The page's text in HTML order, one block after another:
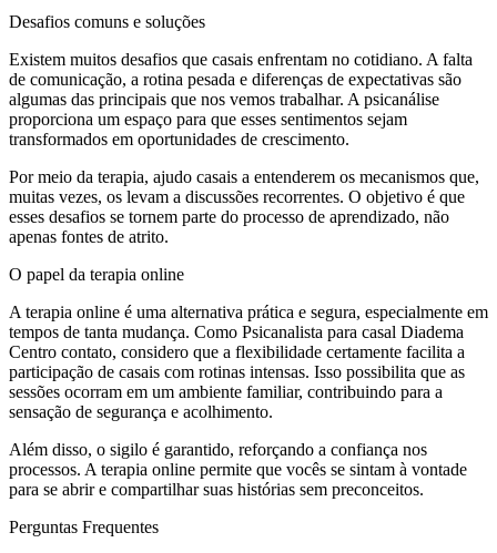
Desafios comuns e soluções
Existem muitos desafios que casais enfrentam no cotidiano. A falta
de comunicação, a rotina pesada e diferenças de expectativas são
algumas das principais que nos vemos trabalhar. A psicanálise
proporciona um espaço para que esses sentimentos sejam
transformados em oportunidades de crescimento.
Por meio da terapia, ajudo casais a entenderem os mecanismos que,
muitas vezes, os levam a discussões recorrentes. O objetivo é que
esses desafios se tornem parte do processo de aprendizado, não
apenas fontes de atrito.
O papel da terapia online
A terapia online é uma alternativa prática e segura, especialmente em
tempos de tanta mudança. Como Psicanalista para casal Diadema
Centro contato, considero que a flexibilidade certamente facilita a
participação de casais com rotinas intensas. Isso possibilita que as
sessões ocorram em um ambiente familiar, contribuindo para a
sensação de segurança e acolhimento.
Além disso, o sigilo é garantido, reforçando a confiança nos
processos. A terapia online permite que vocês se sintam à vontade
para se abrir e compartilhar suas histórias sem preconceitos.
Perguntas Frequentes